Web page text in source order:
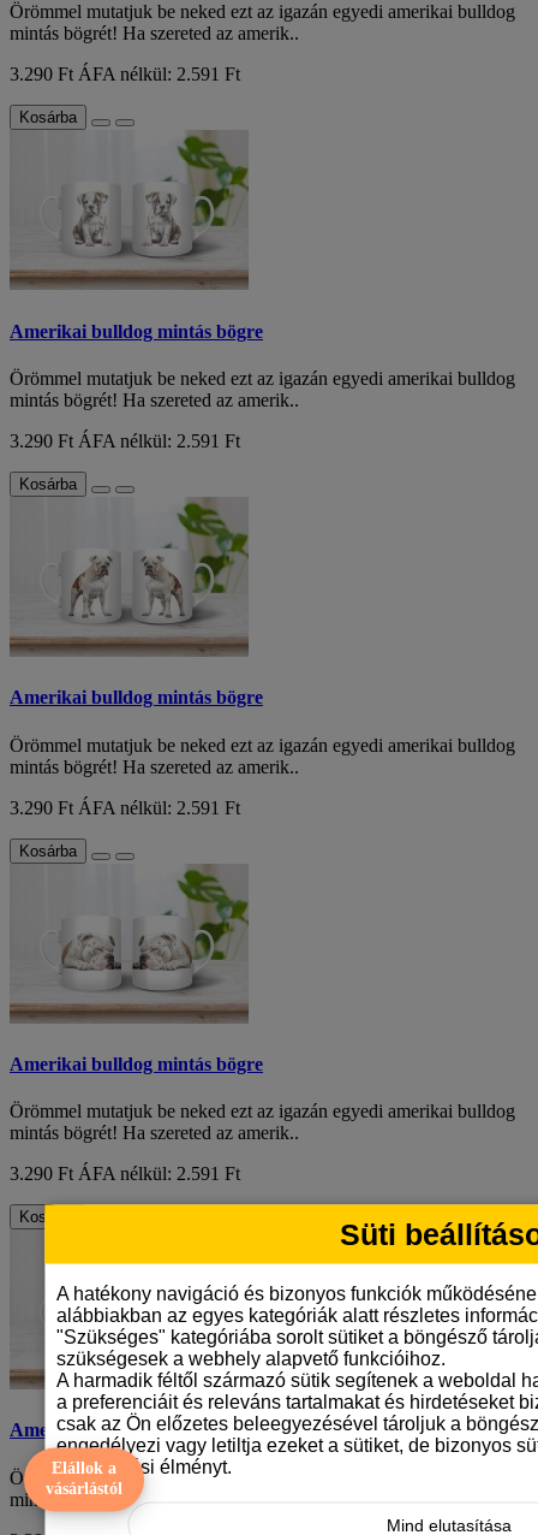
Örömmel mutatjuk be neked ezt az igazán egyedi amerikai bulldog
mintás bögrét! Ha szereted az amerik..
3.290 FtÁFA nélkül: 2.591 Ft
Kosárba
Amerikai bulldog mintás bögre
Örömmel mutatjuk be neked ezt az igazán egyedi amerikai bulldog
mintás bögrét! Ha szereted az amerik..
3.290 Ft ÁFA nélkül: 2.591 Ft
Kosárba
Amerikai bulldog mintás bögre
Örömmel mutatjuk be neked ezt az igazán egyedi amerikai bulldog
mintás bögrét! Ha szereted az amerik..
3.290 Ft ÁFA nélkül: 2.591 Ft
Kosárba
Amerikai bulldog mintás bögre
Örömmel mutatjuk be neked ezt az igazán egyedi amerikai bulldog
mintás bögrét! Ha szereted az amerik..
3.290 Ft ÁFA nélkül: 2.591 Ft
Kosárba
Amerikai bulldog mintás bögre
Örömmel mutatjuk be neked ezt az igazán egyedi amerikai bulldog
mintás bögrét! Ha szereted az amerik..
Elállok a
vásárlástól
Süti
A hatékony navigáció és bizonyos funkciók
alábbiakban az egyes kategóriák alatt részletes
"Szükséges" kategóriába sorolt sütiket a böngésző
szükségesek a webhely alapvető funkcióihoz.
A harmadik féltől származó sütik segítenek a weboldal
a preferenciáit és releváns tartalmakat és hirdetéseket
csak az Ön előzetes beleegyezésével tároljuk a
engedélyezi vagy letiltja ezeket a sütiket, de bizonyos
böngészési élményt.
Mind elutasítása